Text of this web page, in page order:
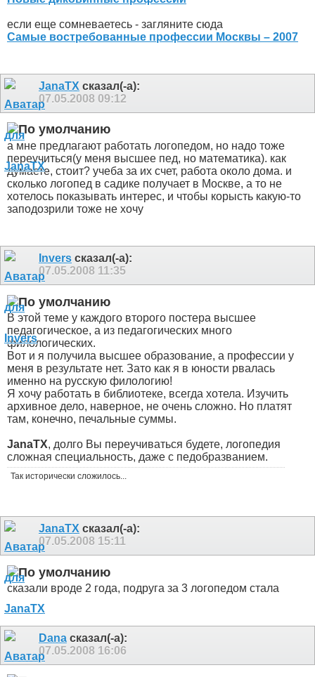
если еще сомневаетесь - загляните сюда
Самые востребованные профессии Москвы – 2007
JanaTX сказал(-а):
07.05.2008 09:12
а мне предлагают работать логопедом, но надо тоже
переучиться(у меня высшее пед, но математика). как
думаете, стоит? учеба за их счет, работа около дома. и
сколько логопед в садике получает в Москве, а то не
хотелось показывать интерес, и чтобы корысть какую-то
заподозрили тоже не хочу
Invers сказал(-а):
07.05.2008 11:35
В этой теме у каждого второго постера высшее
педагогическое, а из педагогических много
филологических.
Вот и я получила высшее образование, а профессии у
меня в результате нет. Зато как я в юности рвалась
именно на русскую филологию!
Я хочу работать в библиотеке, всегда хотела. Изучить
архивное дело, наверное, не очень сложно. Но платят
там, конечно, печальные суммы.
JanaTX, долго Вы переучиваться будете, логопедия
сложная специальность, даже с педобразванием.
Так исторически сложилось...
JanaTX сказал(-а):
07.05.2008 15:11
сказали вроде 2 года, подруга за 3 логопедом стала
Dana сказал(-а):
07.05.2008 16:06